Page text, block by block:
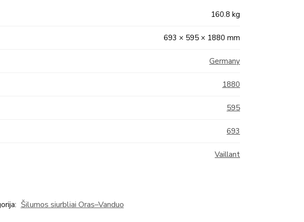
160.8 kg
693 × 595 × 1880 mm
Germany
1880
595
693
Vaillant
Šilumos siurbliai Oras–Vanduo